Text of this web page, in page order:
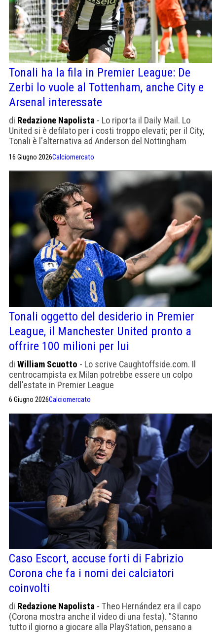
Tonali ha la fila in Premier League: De
Zerbi lo vuole al Tottenham, anche City e
Arsenal interessate
di Redazione Napolista - Lo riporta il Daily Mail. Lo
United si è defilato per i costi troppo elevati; per il City,
Tonali è l'alternativa ad Anderson del Nottingham
16 Giugno 2026Calciomercato
Tonali oggetto del desiderio in Premier
League, il Manchester United pronto a
offrire 100 milioni per lui
di William Scuotto - Lo scrive Caughtoffside.com. Il
centrocampista ex Milan potrebbe essere un colpo
dell'estate in Premier League
6 Giugno 2026Calciomercato
Caso Escort, accuse forti di Fabrizio
Corona che fa i nomi dei calciatori
coinvolti
di Redazione Napolista - Theo Hernández era il capo
(Corona mostra anche il video di una festa). "Stanno
tutto il giorno a giocare alla PlayStation, pensano a